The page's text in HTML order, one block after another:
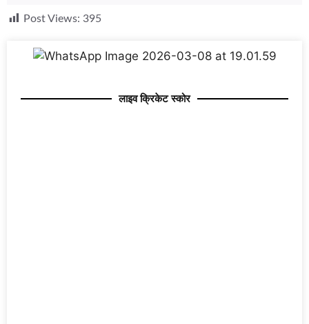
Post Views: 395
लाइव क्रिकेट स्कोर